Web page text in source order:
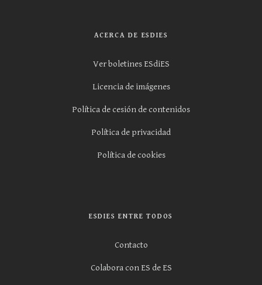
ACERCA DE ESDIES
Ver boletines ESdiES
Licencia de imágenes
Política de cesión de contenidos
Política de privacidad
Política de cookies
ESDIES ENTRE TODOS
Contacto
Colabora con ES de ES